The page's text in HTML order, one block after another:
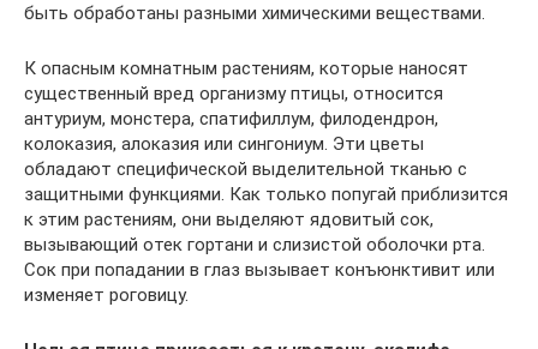
быть обработаны разными химическими веществами.
К опасным комнатным растениям, которые наносят
существенный вред организму птицы, относится
антуриум, монстера, спатифиллум, филодендрон,
колоказия, алоказия или сингониум. Эти цветы
обладают специфической выделительной тканью с
защитными функциями. Как только попугай приблизится
к этим растениям, они выделяют ядовитый сок,
вызывающий отек гортани и слизистой оболочки рта.
Сок при попадании в глаз вызывает конъюнктивит или
изменяет роговицу.